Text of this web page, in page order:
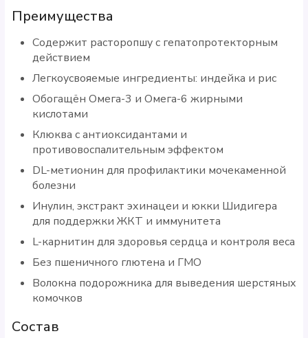
Преимущества
Содержит расторопшу с гепатопротекторным
действием
Легкоусвояемые ингредиенты: индейка и рис
Обогащён Омега-3 и Омега-6 жирными
кислотами
Клюква с антиоксидантами и
противовоспалительным эффектом
DL-метионин для профилактики мочекаменной
болезни
Инулин, экстракт эхинацеи и юкки Шидигера
для поддержки ЖКТ и иммунитета
L-карнитин для здоровья сердца и контроля веса
Без пшеничного глютена и ГМО
Волокна подорожника для выведения шерстяных
комочков
Состав